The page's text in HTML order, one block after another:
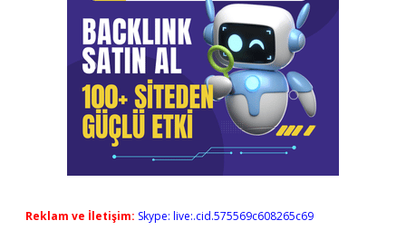
Reklam ve İletişim: Skype: live:.cid.575569c608265c69